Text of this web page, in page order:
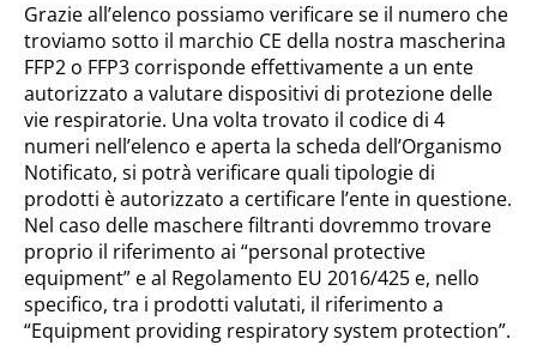
Grazie all’elenco possiamo verificare se il numero che
troviamo sotto il marchio CE della nostra mascherina
FFP2 o FFP3 corrisponde effettivamente a un ente
autorizzato a valutare dispositivi di protezione delle
vie respiratorie. Una volta trovato il codice di 4
numeri nell’elenco e aperta la scheda dell’Organismo
Notificato, si potrà verificare quali tipologie di
prodotti è autorizzato a certificare l’ente in questione.
Nel caso delle maschere filtranti dovremmo trovare
proprio il riferimento ai “personal protective
equipment” e al Regolamento EU 2016/425 e, nello
specifico, tra i prodotti valutati, il riferimento a
“Equipment providing respiratory system protection”.